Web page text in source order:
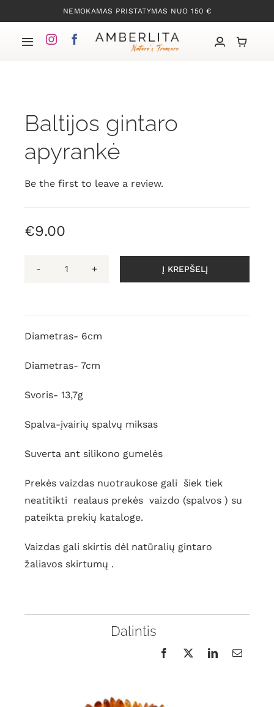
to
content
NEMOKAMAS PRISTATYMAS NUO 150 €
Toggle
Mūsų kolekcijos
Apie Gintarą
Mūsų istorija
Baltijos gintaro
apyrankė
Be the first to leave a review.
€9.00
apyrankė
Į KREPŠELĮ
Diametras- 6cm
Diametras- 7cm
Svoris- 13,7g
Spalva-įvairių spalvų miksas
Suverta ant silikono gumelės
Prekės vaizdas nuotraukose gali šiek tiek
neatitikti realaus prekės vaizdo (spalvos ) su
pateikta prekių kataloge.
Vaizdas gali skirtis dėl natūralių gintaro
žaliavos skirtumų .
Dalintis